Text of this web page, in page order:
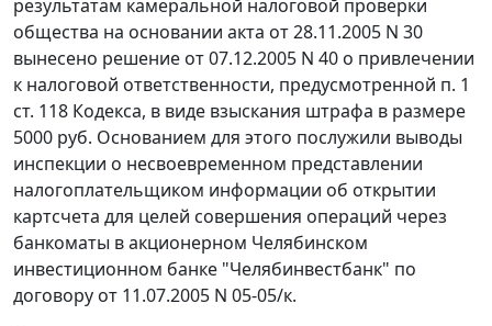
результатам камеральной налоговой проверки
общества на основании акта от 28.11.2005 N 30
вынесено решение от 07.12.2005 N 40 о привлечении
к налоговой ответственности, предусмотренной п. 1
ст. 118 Кодекса, в виде взыскания штрафа в размере
5000 руб. Основанием для этого послужили выводы
инспекции о несвоевременном представлении
налогоплательщиком информации об открытии
картсчета для целей совершения операций через
банкоматы в акционерном Челябинском
инвестиционном банке "Челябинвестбанк" по
договору от 11.07.2005 N 05-05/к.